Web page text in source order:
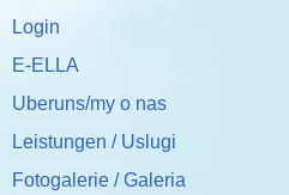
Login
E-ELLA
Uberuns/my o nas
Leistungen / Uslugi
Fotogalerie / Galeria